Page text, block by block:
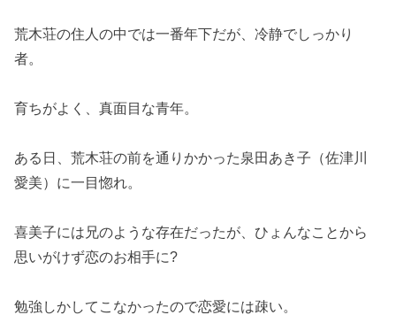
荒木荘の住人の中では一番年下だが、冷静でしっかり
者。
育ちがよく、真面目な青年。
ある日、荒木荘の前を通りかかった泉田あき子（佐津川
愛美）に一目惚れ。
喜美子には兄のような存在だったが、ひょんなことから
思いがけず恋のお相手に?
勉強しかしてこなかったので恋愛には疎い。